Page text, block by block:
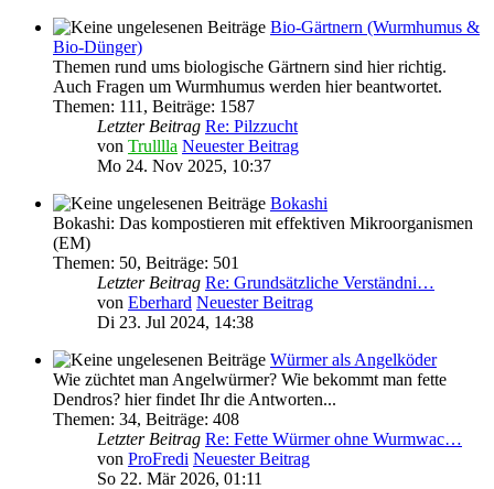
Bio-Gärtnern (Wurmhumus &
Bio-Dünger)
Themen rund ums biologische Gärtnern sind hier richtig.
Auch Fragen um Wurmhumus werden hier beantwortet.
Themen: 111 , Beiträge: 1587
Letzter Beitrag Re: Pilzzucht
von Trulllla Neuester Beitrag
Mo 24. Nov 2025, 10:37
Bokashi
Bokashi: Das kompostieren mit effektiven Mikroorganismen
(EM)
Themen: 50, Beiträge: 501
Letzter Beitrag Re: Grundsätzliche Verständni…
von Eberhard Neuester Beitrag
Di 23. Jul 2024, 14:38
Würmer als Angelköder
Wie züchtet man Angelwürmer? Wie bekommt man fette
Dendros? hier findet Ihr die Antworten...
Themen: 34, Beiträge: 408
Letzter Beitrag Re: Fette Würmer ohne Wurmwac…
von ProFredi Neuester Beitrag
So 22. Mär 2026, 01:11